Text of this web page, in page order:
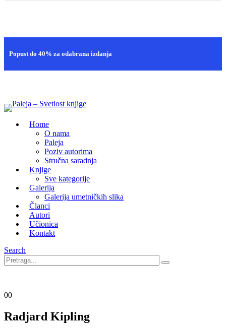
Popust do 40% za odabrana izdanja
Home
O nama
Paleja
Poziv autorima
Stručna saradnja
Knjige
Sve kategorije
Galerija
Galerija umetničkih slika
Članci
Autori
Učionica
Kontakt
Search
00
Radjard Kipling